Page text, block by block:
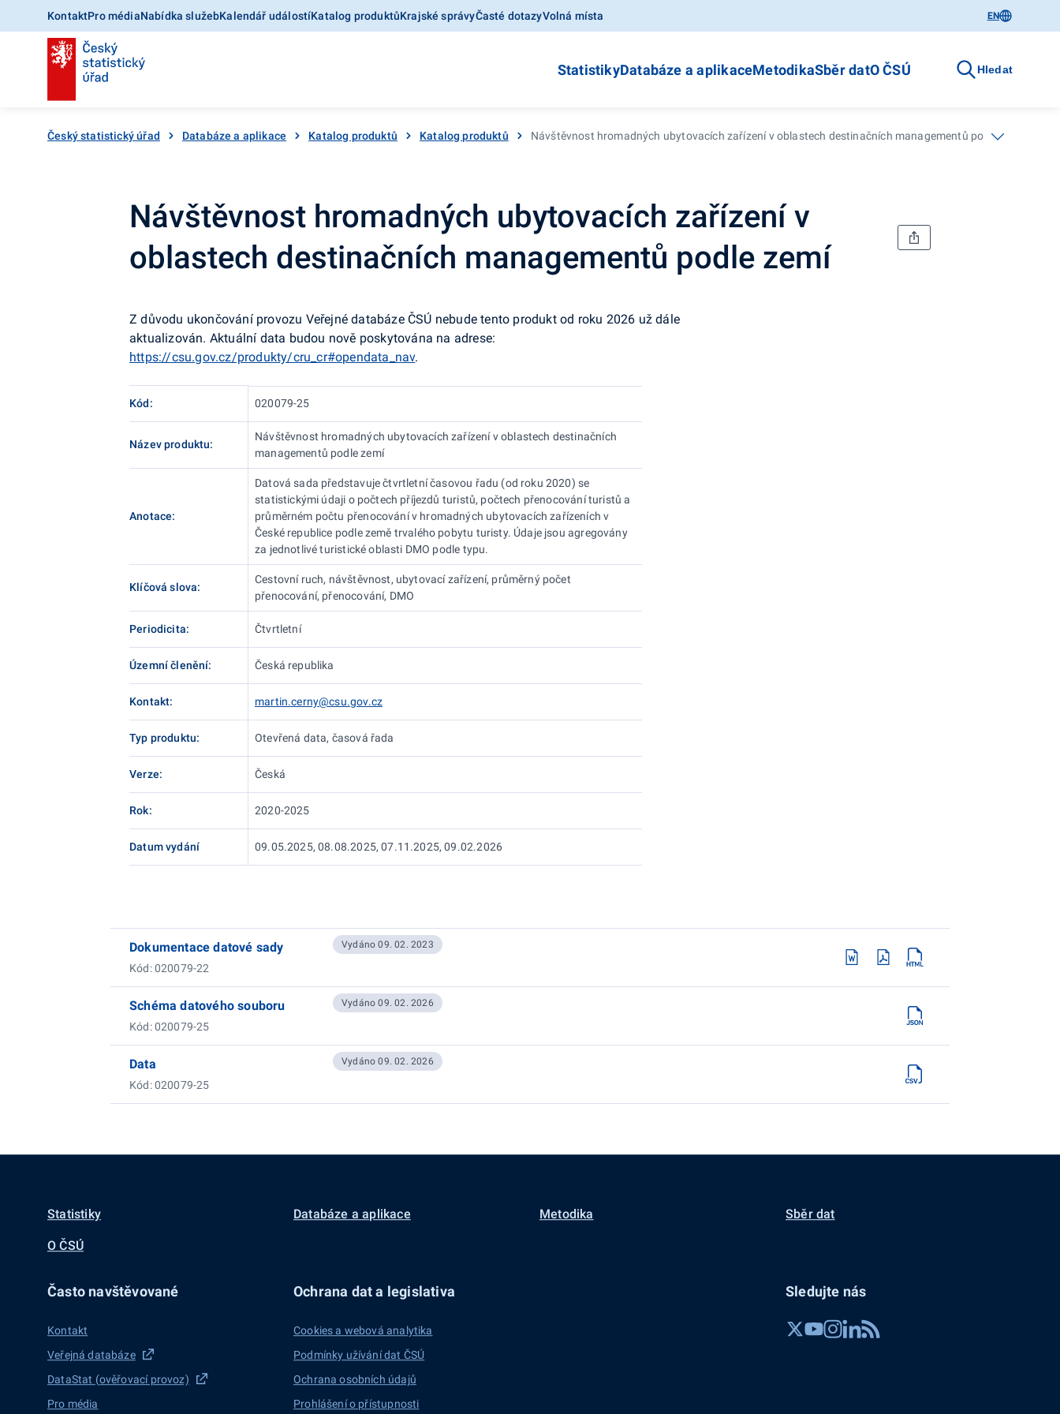
KontaktPro médiaNabídka služebKalendář událostíKatalog produktůKrajské správyČasté dotazyVolná místa EN
StatistikyDatabáze a aplikaceMetodikaSběr datO ČSÚ Hledat
Český statistický úřad Databáze a aplikace Katalog produktů Katalog produktů Návštěvnost hromadných ubytovacích zařízení v oblastech destinačních managementů podle zemí
Návštěvnost hromadných ubytovacích zařízení v
oblastech destinačních managementů podle zemí
Z důvodu ukončování provozu Veřejné databáze ČSÚ nebude tento produkt od roku 2026 už dále
aktualizován. Aktuální data budou nově poskytována na adrese:
https://csu.gov.cz/produkty/cru_cr#opendata_nav.
Kód: 020079-25
Název produktu:
Návštěvnost hromadných ubytovacích zařízení v oblastech destinačních
managementů podle zemí
Anotace:
Datová sada představuje čtvrtletní časovou řadu (od roku 2020) se
statistickými údaji o počtech příjezdů turistů, počtech přenocování turistů a
průměrném počtu přenocování v hromadných ubytovacích zařízeních v
České republice podle země trvalého pobytu turisty. Údaje jsou agregovány
za jednotlivé turistické oblasti DMO podle typu.
Klíčová slova:
Cestovní ruch, návštěvnost, ubytovací zařízení, průměrný počet
přenocování, přenocování, DMO
Periodicita: Čtvrtletní
Územní členění: Česká republika
Kontakt: martin.cerny@csu.gov.cz
Typ produktu: Otevřená data, časová řada
Verze: Česká
Rok: 2020-2025
Datum vydání 09.05.2025, 08.08.2025, 07.11.2025, 09.02.2026
Dokumentace datové sady Vydáno 09. 02. 2023
Kód: 020079-22
Schéma datového souboru Vydáno 09. 02. 2026
Kód: 020079-25
Data Vydáno 09. 02. 2026
Kód: 020079-25
Statistiky Databáze a aplikace Metodika Sběr dat
O ČSÚ
Často navštěvované
Kontakt
Veřejná databáze
DataStat (ověřovací provoz)
Pro média
Ochrana dat a legislativa
Cookies a webová analytika
Podmínky užívání dat ČSÚ
Ochrana osobních údajů
Prohlášení o přístupnosti
Sledujte nás